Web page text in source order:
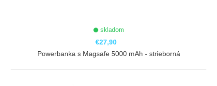
skladom
€27,90
Powerbanka s Magsafe 5000 mAh - strieborná